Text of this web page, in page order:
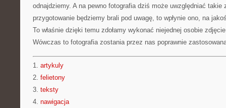
odnajdziemy. A na pewno fotografia dziś może uwzględniać takie
przygotowanie będziemy brali pod uwagę, to wpłynie ono, na
To właśnie dzięki temu zdołamy wykonać niejednej osobie
Wówczas to fotografia zostania przez nas poprawnie
1. artykuly
2. felietony
3. teksty
4. nawigacja